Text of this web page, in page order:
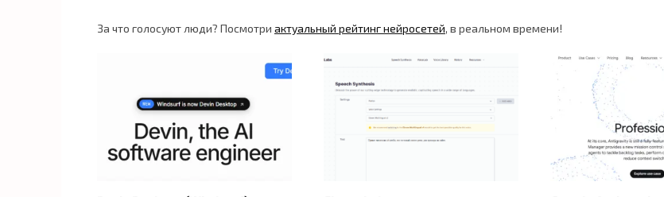
За что голосуют люди? Посмотри актуальный рейтинг нейросетей, в реальном времени!